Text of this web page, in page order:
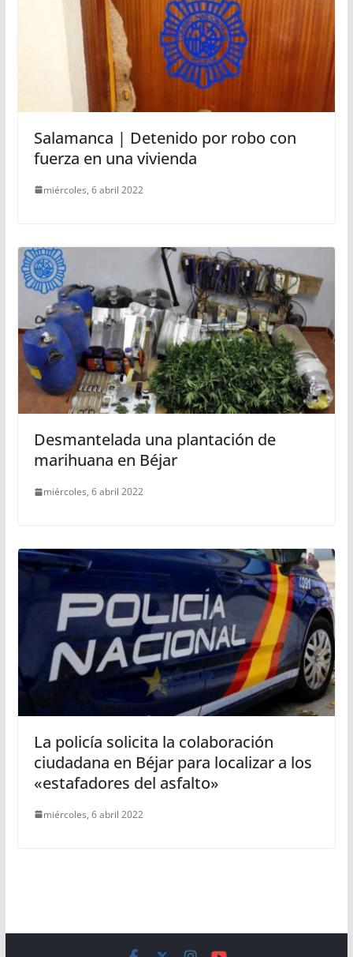
Salamanca | Detenido por robo con
fuerza en una vivienda
miércoles, 6 abril 2022
Desmantelada una plantación de
marihuana en Béjar
miércoles, 6 abril 2022
La policía solicita la colaboración
ciudadana en Béjar para localizar a los
«estafadores del asfalto»
miércoles, 6 abril 2022